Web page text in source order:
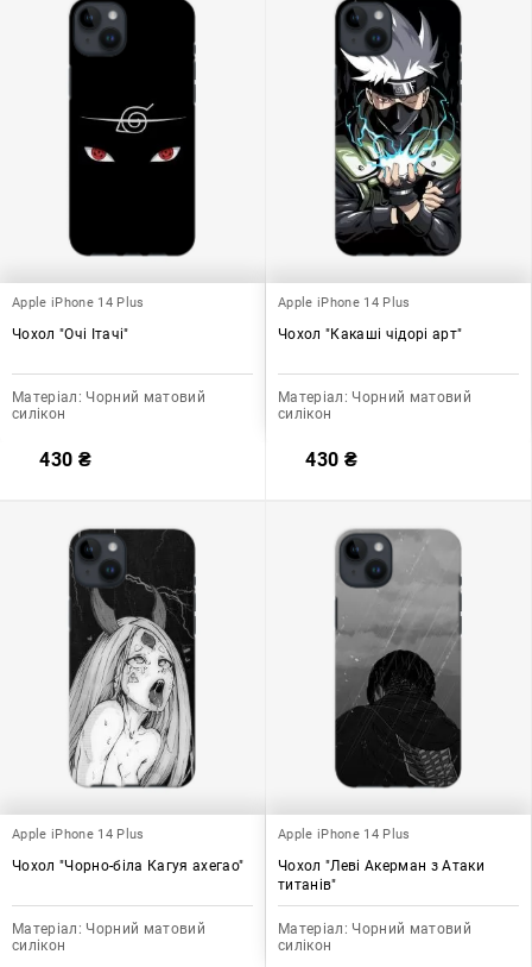
Apple iPhone 14 Plus
Чохол "Очі Ітачі"
Матеріал: Чорний матовий
силікон
430 ₴
Apple iPhone 14 Plus
Чохол "Какаші чідорі арт"
Матеріал: Чорний матовий
силікон
430 ₴
Apple iPhone 14 Plus
Чохол "Чорно-біла Кагуя ахегао"
Матеріал: Чорний матовий
силікон
Apple iPhone 14 Plus
Чохол "Леві Акерман з Атаки
титанів"
Матеріал: Чорний матовий
силікон